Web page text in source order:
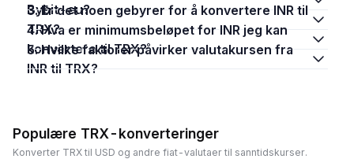
Bybit-eu?
3. Er det noen gebyrer for å konvertere INR til
TRX?
4. Hva er minimumsbeløpet for INR jeg kan
konvertere til TRX?
5. Hvilke faktorer påvirker valutakursen fra
INR til TRX?
Populære TRX-konverteringer
Konverter TRX til USD og andre fiat-valutaer til sanntidskurser.